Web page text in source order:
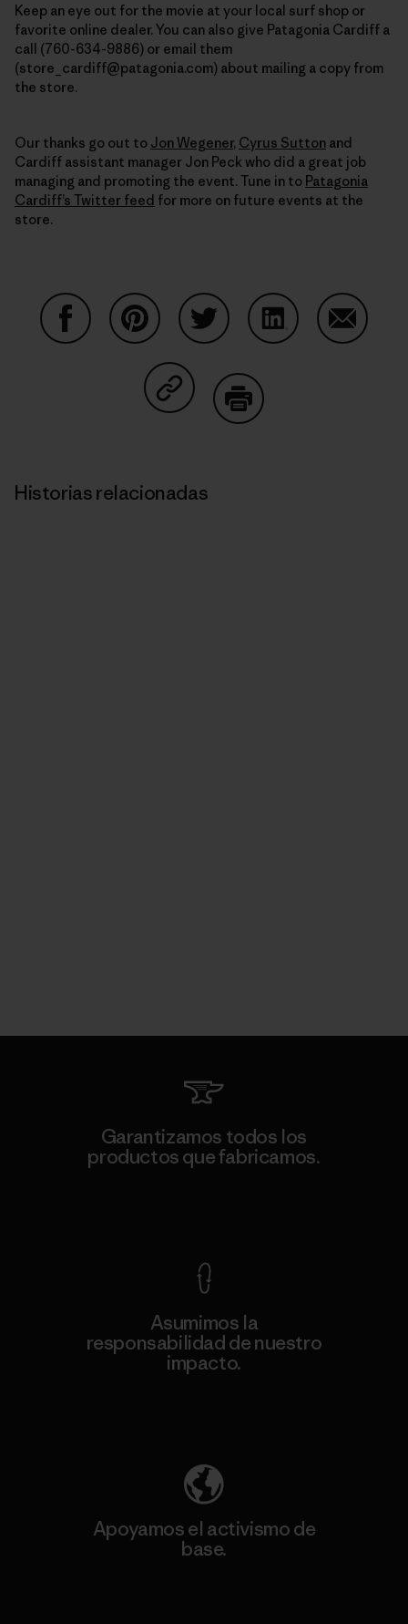
Keep an eye out for the movie at your local surf shop or
favorite online dealer. You can also give Patagonia Cardiff a
call (760-634-9886) or email them
(store_cardiff@patagonia.com) about mailing a copy from
the store.
Our thanks go out to Jon Wegener, Cyrus Sutton and
Cardiff assistant manager Jon Peck who did a great job
managing and promoting the event. Tune in to Patagonia
Cardiff’s Twitter feed for more on future events at the
store.
Compartir en Copy Link
Historias relacionadas
Garantizamos todos los
productos que fabricamos.
Asumimos la
responsabilidad de nuestro
impacto.
Apoyamos el activismo de
base.